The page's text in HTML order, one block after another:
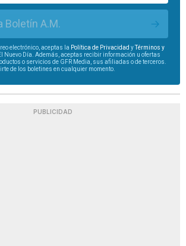
Boletín A.M.
electrónico, aceptas la Política de Privacidad yTérminos y
Nuevo Día. Además, aceptas recibir información u ofertas
o servicios de GFR Media, sus afiliadas o de terceros.
de los boletines en cualquier momento.
PUBLICIDAD